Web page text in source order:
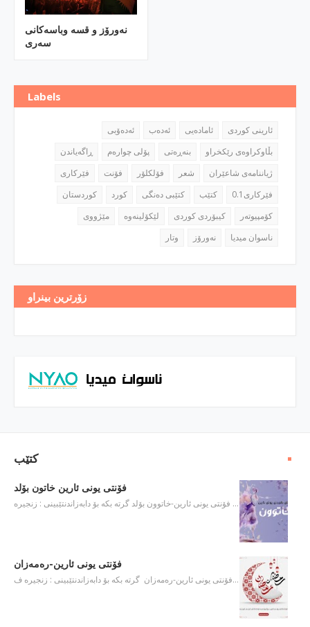
نه‌ورۆز و قسه‌ وباسه‌كانی
سه‌ری
Labels
ئارینی كوردی ئاماده‌یی ئه‌ده‌ب
ئه‌ده‌ۆبی
بڵاوكراوه‌ی رێكخراو
بنه‌ڕه‌تی پۆلی چواره‌م
ڕاگه‌یاندن
ژیاننامه‌ی شاعێران
شعر فۆلكلۆر فۆنت
فێركاری
فێركاری0.1
كتێب كتێبی ده‌نگی كورد
كوردستان
كۆمپیوته‌ر
كیبۆردی كوردی
مێژووی
ناسوان میدیا
نه‌ورۆز وتار
زۆرترین بینراو
كتێب
فۆنتی یونی ئارین خاتون بۆلد
فۆنتی یونی ئارین-خاتوون بۆلد گرته‌ بكه‌ بۆ دابه‌زاندنتێبینی : زنجیره‌ …
فۆنتی یونی ئارین-ره‌مه‌زان
فۆنتی یونی ئارین-ره‌مه‌زان گرته‌ بكه‌ بۆ دابه‌زاندنتێبینی : زنجیره‌ ف…